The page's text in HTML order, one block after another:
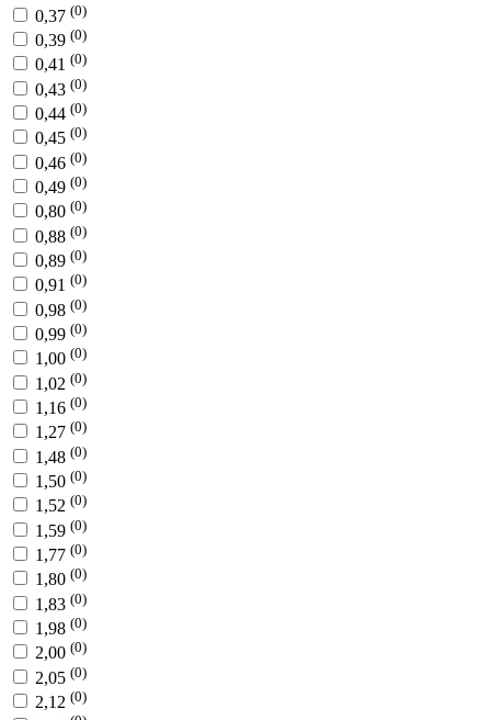
0,37 (0)
0,39 (0)
0,41 (0)
0,43 (0)
0,44 (0)
0,45 (0)
0,46 (0)
0,49 (0)
0,80 (0)
0,88 (0)
0,89 (0)
0,91 (0)
0,98 (0)
0,99 (0)
1,00 (0)
1,02 (0)
1,16 (0)
1,27 (0)
1,48 (0)
1,50 (0)
1,52 (0)
1,59 (0)
1,77 (0)
1,80 (0)
1,83 (0)
1,98 (0)
2,00 (0)
2,05 (0)
2,12 (0)